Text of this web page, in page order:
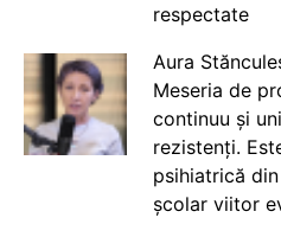
respectate
Aura
Meseria de
continuu și
rezistenți.
psihiatrică
școlar viitor